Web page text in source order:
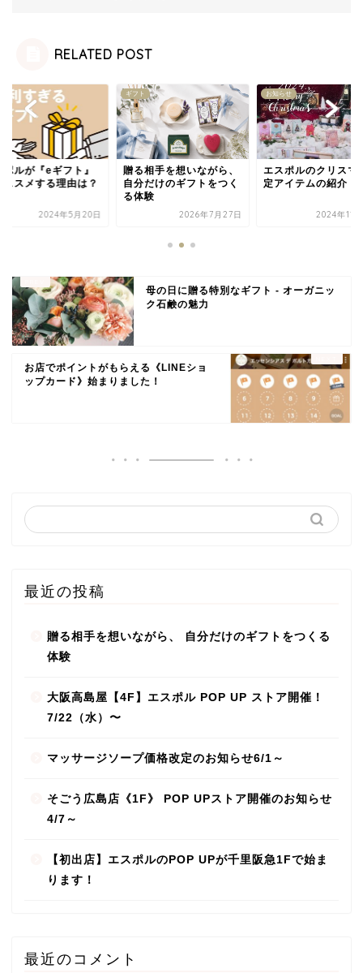
RELATED POST
ポルが『eギフト』
ススメする理由は？
2024年5月20日
ギフト
贈る相手を想いながら、
自分だけのギフトをつく
る体験
2026年7月27日
お知らせ
エスポルのクリスマ
定アイテムの紹介
2024年11
母の日に贈る特別なギフト - オーガニッ
ク石鹸の魅力
お店でポイントがもらえる《LINEショ
ップカード》始まりました！
最近の投稿
贈る相手を想いながら、 自分だけのギフトをつくる
体験
大阪高島屋【4F】エスポル POP UP ストア開催！
7/22（水）〜
マッサージソープ価格改定のお知らせ6/1～
そごう広島店《1F》 POP UPストア開催のお知らせ
4/7～
【初出店】エスポルのPOP UPが千里阪急1Fで始ま
ります！
最近のコメント